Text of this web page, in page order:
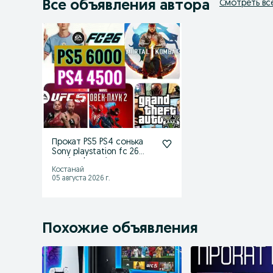
Все объявления автора Смотреть
Прокат PS5 PS4 сонька
Sony playstation fc 26
Костанай
05 августа 2026 г.
Похожие объявления